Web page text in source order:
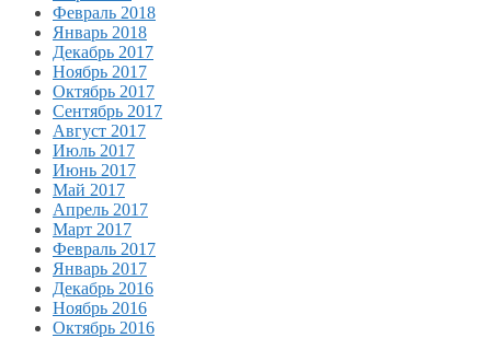
Февраль 2018
Январь 2018
Декабрь 2017
Ноябрь 2017
Октябрь 2017
Сентябрь 2017
Август 2017
Июль 2017
Июнь 2017
Май 2017
Апрель 2017
Март 2017
Февраль 2017
Январь 2017
Декабрь 2016
Ноябрь 2016
Октябрь 2016